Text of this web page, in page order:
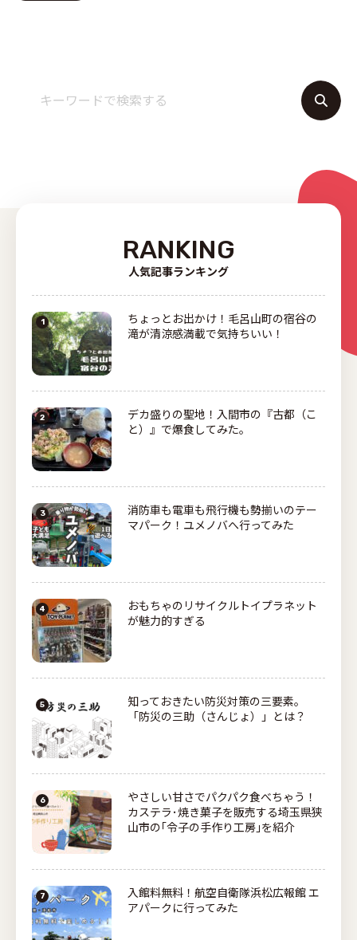
RANKING
人気記事ランキング
ちょっとお出かけ！毛呂山町の宿谷の
滝が清涼感満載で気持ちいい！
デカ盛りの聖地！入間市の『古都（こ
と）』で爆食してみた。
消防車も電車も飛行機も勢揃いのテー
マパーク！ユメノバへ行ってみた
おもちゃのリサイクルトイプラネット
が魅力的すぎる
知っておきたい防災対策の三要素。
「防災の三助（さんじょ）」とは？
やさしい甘さでパクパク食べちゃう！
カステラ･焼き菓子を販売する埼玉県狭
山市の｢令子の手作り工房｣を紹介
入館料無料！航空自衛隊浜松広報館 エ
アパークに行ってみた